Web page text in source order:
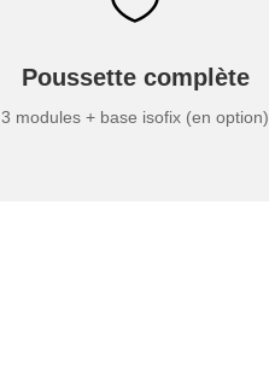
Poussette complète
3 modules + base isofix (en option)